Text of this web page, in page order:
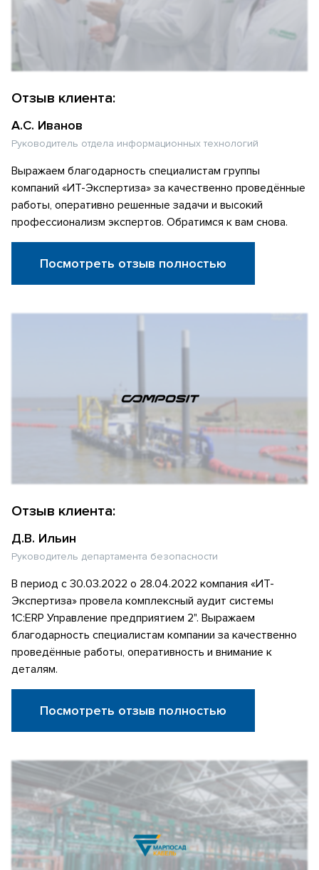
Отзыв клиента:
А.С. Иванов
Руководитель отдела информационных технологий
Выражаем благодарность специалистам группы
компаний «ИТ-Экспертиза» за качественно проведённые
работы, оперативно решенные задачи и высокий
профессионализм экспертов. Обратимся к вам снова.
Посмотреть отзыв полностью
Отзыв клиента:
Д.В. Ильин
Руководитель департамента безопасности
В период с 30.03.2022 о 28.04.2022 компания «ИТ-
Экспертиза» провела комплексный аудит системы
1С:ERP Управление предприятием 2". Выражаем
благодарность специалистам компании за качественно
проведённые работы, оперативность и внимание к
деталям.
Посмотреть отзыв полностью